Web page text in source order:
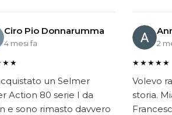
Ciro Pio Donnarumma
4 mesi fa
un Selmer
Action 80 serie I da
e sono rimasto davvero
2
★★★★★
Volevo
storia.